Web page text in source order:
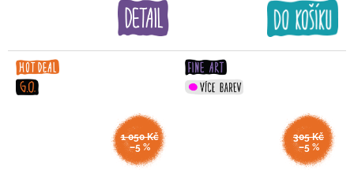
1 050 Kč
–5 %
305 Kč
–5 %